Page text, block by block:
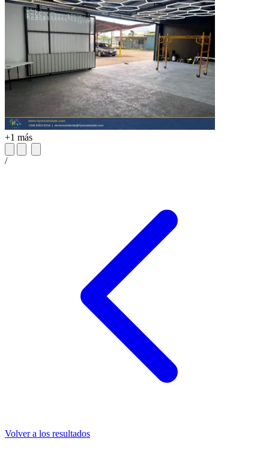
+1 más
/
Volver a los resultados